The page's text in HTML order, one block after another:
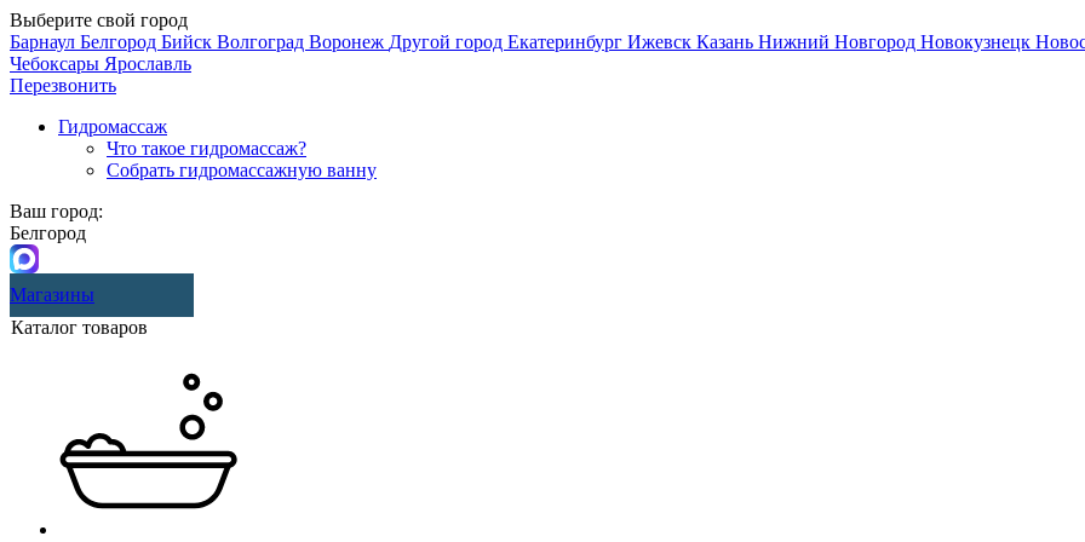
Выберите свой город
Барнаул Белгород Бийск Волгоград Воронеж Другой город Екатеринбург Ижевск Казань Нижний Новгород Новокузнецк
Чебоксары Ярославль
Перезвонить
Гидромассаж
Что такое гидромассаж?
Собрать гидромассажную ванну
Ваш город:
Белгород
Магазины
Каталог товаров